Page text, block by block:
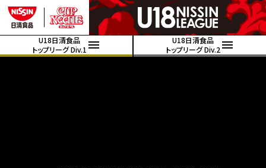
U18日清食品
トップリーグ Div.1
U18日清食品
トップリーグ Div.2